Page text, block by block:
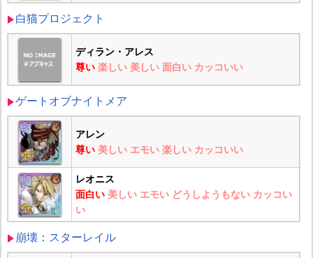
白猫プロジェクト
ディラン・アレス
尊い 楽しい 美しい 面白い カッコいい
ゲートオブナイトメア
アレン
尊い 美しい エモい 楽しい カッコいい
レオニス
面白い 美しい エモい どうしようもない カッコい
い
崩壊：スターレイル